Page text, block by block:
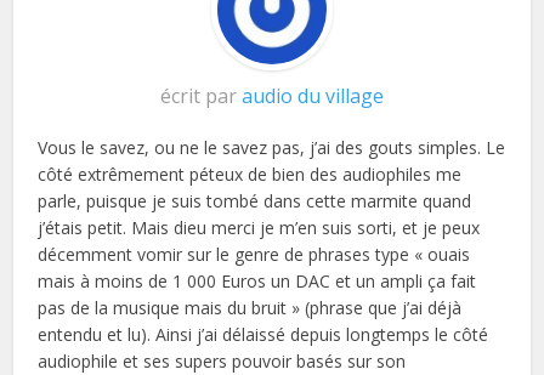
écrit paraudio du village
Vous le savez, ou ne le savez pas, j’ai des gouts simples. Le
côté extrêmement péteux de bien des audiophiles me
parle, puisque je suis tombé dans cette marmite quand
j’étais petit. Mais dieu merci je m’en suis sorti, et je peux
décemment vomir sur le genre de phrases type « ouais
mais à moins de 1 000 Euros un DAC et un ampli ça fait
pas de la musique mais du bruit » (phrase que j’ai déjà
entendu et lu). Ainsi j’ai délaissé depuis longtemps le côté
audiophile et ses supers pouvoir basés sur son